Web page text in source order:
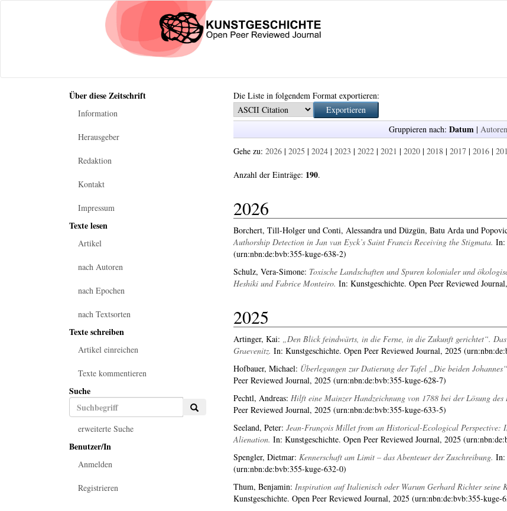
Über diese Zeitschrift
Information
Herausgeber
Redaktion
Kontakt
Impressum
Texte lesen
Artikel
nach Autoren
nach Epochen
nach Textsorten
Texte schreiben
Artikel einreichen
Texte kommentieren
Suche
erweiterte Suche
Benutzer/In
Anmelden
Registrieren
Die Liste in folgendem Format exportieren:
Gruppieren nach: Datum| Autoren
Gehe zu: 2026| 2025 | 2024| 2023 | 2022| 2021 | 2020| 2018| 2017| 2016|
Anzahl der Einträge: 190.
2026
Borchert, Till-Holgerund Conti, Alessandraund Düzgün, Batu Ardaund
Authorship Detection in Jan van Eyck’s Saint Francis Receiving the Stigmata. In:
(urn:nbn:de:bvb:355-kuge-638-2)
Schulz, Vera-Simone: Toxische Landschaften und Spuren kolonialer und
Heshiki und Fabrice Monteiro. In: Kunstgeschichte. Open Peer Reviewed
2025
Artinger, Kai: „Den Blick feindwärts, in die Ferne, in die Zukunft gerichtet“.
Graevenitz. In: Kunstgeschichte. Open Peer Reviewed Journal, 2025
Hofbauer, Michael: Überlegungen zur Datierung der Tafel „Die beiden
Peer Reviewed Journal, 2025 (urn:nbn:de:bvb:355-kuge-628-7)
Pechtl, Andreas: Hilft eine Mainzer Handzeichnung von 1788 bei der Lösung
Peer Reviewed Journal, 2025 (urn:nbn:de:bvb:355-kuge-633-5)
Seeland, Peter: Jean-François Millet from an Historical-Ecological Perspective:
Alienation. In: Kunstgeschichte. Open Peer Reviewed Journal, 2025
Spengler, Dietmar: Kennerschaft am Limit – das Abenteuer der Zuschreibung. In:
(urn:nbn:de:bvb:355-kuge-632-0)
Thum, Benjamin: Inspiration auf Italienisch oder Warum Gerhard Richter seine
Kunstgeschichte. Open Peer Reviewed Journal, 2025 (urn:nbn:de:bvb:355-kuge-